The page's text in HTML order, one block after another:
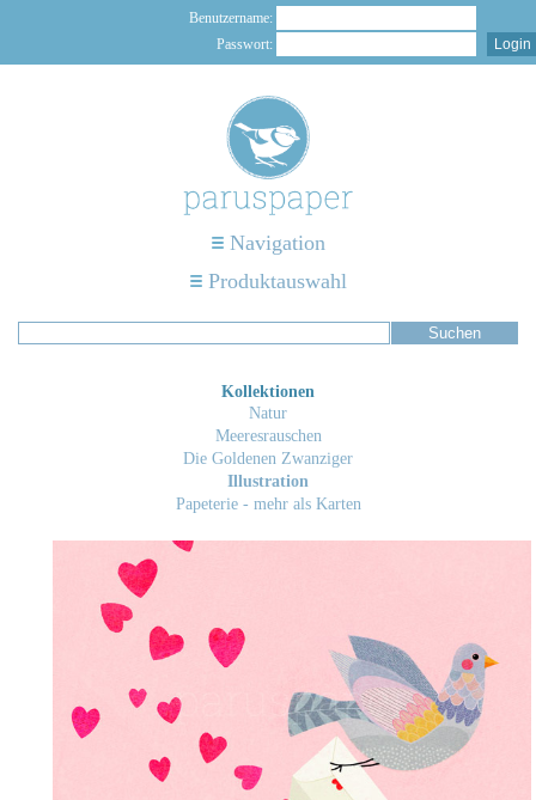
Benutzername:
Passwort:
Navigation
Produktauswahl
Kollektionen
Natur
Meeresrauschen
Die Goldenen Zwanziger
Illustration
Papeterie - mehr als Karten